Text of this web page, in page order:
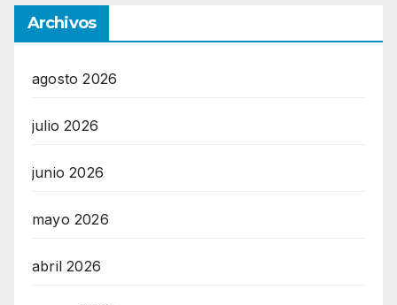
Archivos
agosto 2026
julio 2026
junio 2026
mayo 2026
abril 2026